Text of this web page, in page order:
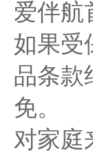
爱伴航
如果受
品条款
免。
对家庭